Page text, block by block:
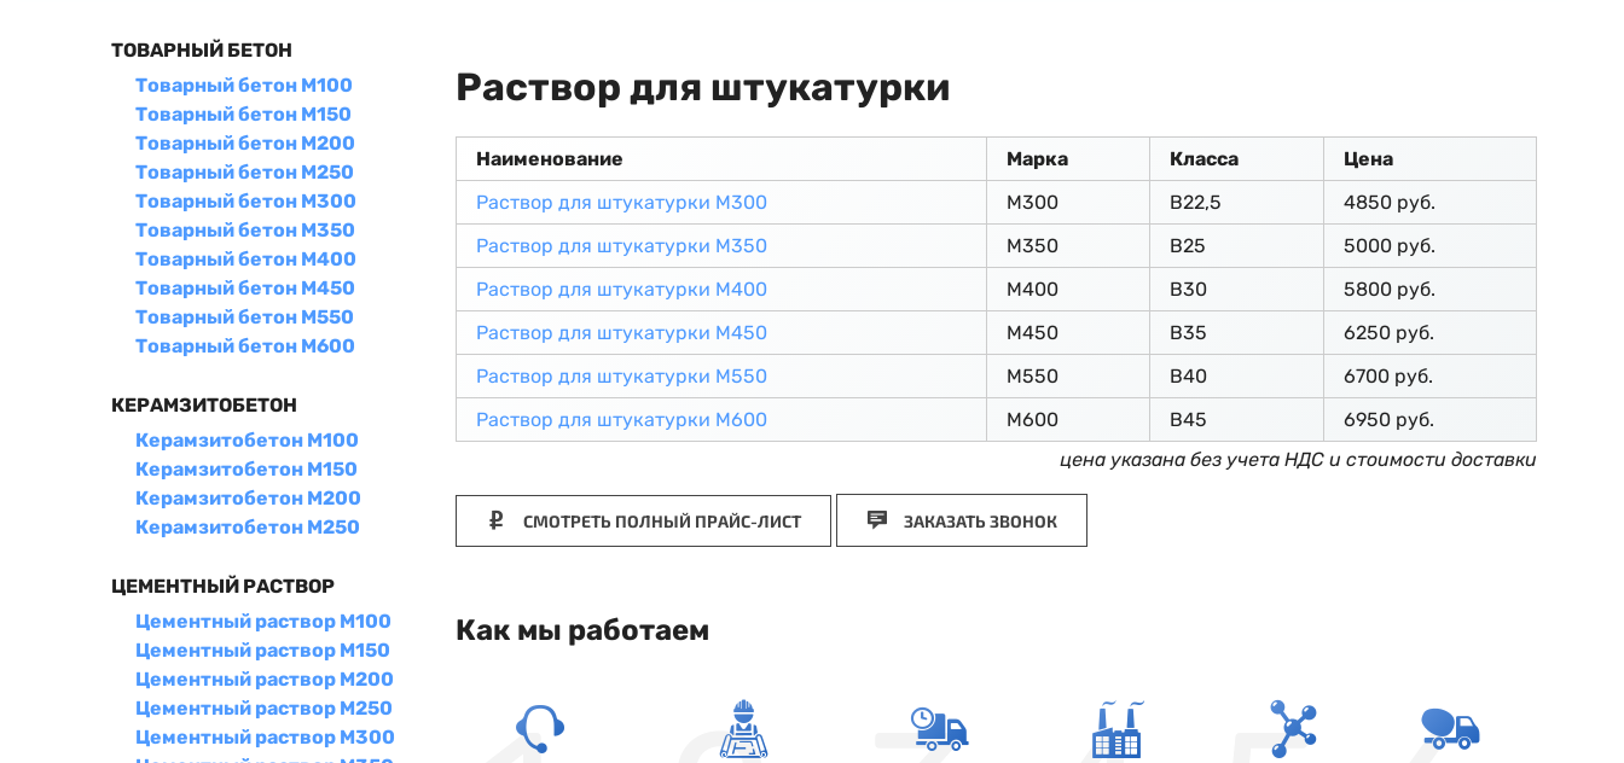
ТОВАРНЫЙ БЕТОН
Товарный бетон М100
Товарный бетон М150
Товарный бетон М200
Товарный бетон М250
Товарный бетон М300
Товарный бетон М350
Товарный бетон М400
Товарный бетон М450
Товарный бетон М550
Товарный бетон М600
КЕРАМЗИТОБЕТОН
Керамзитобетон М100
Керамзитобетон М150
Керамзитобетон М200
Керамзитобетон М250
ЦЕМЕНТНЫЙ РАСТВОР
Цементный раствор М100
Цементный раствор М150
Цементный раствор М200
Цементный раствор М250
Цементный раствор М300
Раствор для штукатурки
Наименование Марка Класса
Цена
Раствор для штукатурки М300
М300 В22,5
4850 руб.
Раствор для штукатурки М350
М350 В25
5000 руб.
Раствор для штукатурки М400
М400 В30
5800 руб.
Раствор для штукатурки М450
М450 В35
6250 руб.
Раствор для штукатурки М550
М550 В40
6700 руб.
Раствор для штукатурки М600
М600 В45
6950 руб.
цена указана без учета НДС и стоимости доставки
СМОТРЕТЬ ПОЛНЫЙ ПРАЙС-ЛИСТ ЗАКАЗАТЬ ЗВОНОК
Как мы работаем